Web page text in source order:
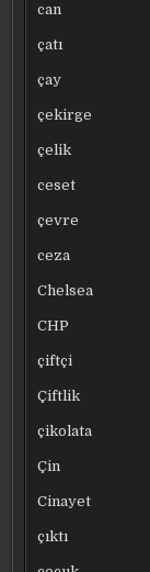
can
çatı
çay
çekirge
çelik
ceset
çevre
ceza
Chelsea
CHP
çiftçi
Çiftlik
çikolata
Çin
Cinayet
çıktı